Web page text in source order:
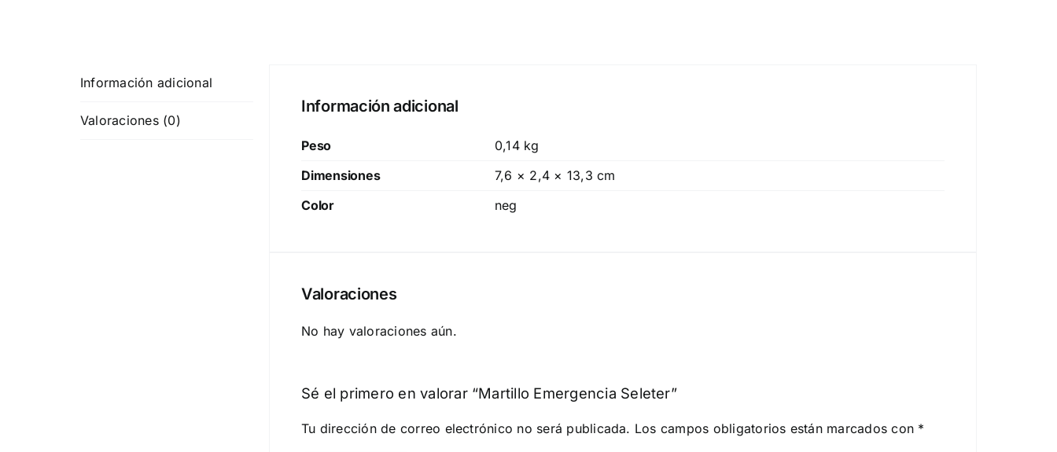
Información adicional
Valoraciones (0)
Información adicional
Peso
0,14 kg
Dimensiones
7,6 × 2,4 × 13,3 cm
Color
neg
Valoraciones
No hay valoraciones aún.
Sé el primero en valorar “Martillo Emergencia Seleter”
Tu dirección de correo electrónico no será publicada. Los campos obligatorios están marcados con *